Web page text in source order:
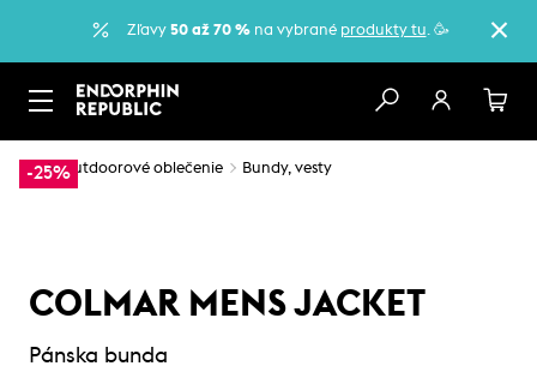
Zľavy 50 až 70 %na vybrané produkty tu. 🥳
-25%
… Outdoorové oblečenie Bundy, vesty
COLMAR MENS JACKET
Pánska bunda